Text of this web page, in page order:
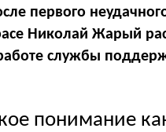
первого
Николай Жарый
службы
понимание